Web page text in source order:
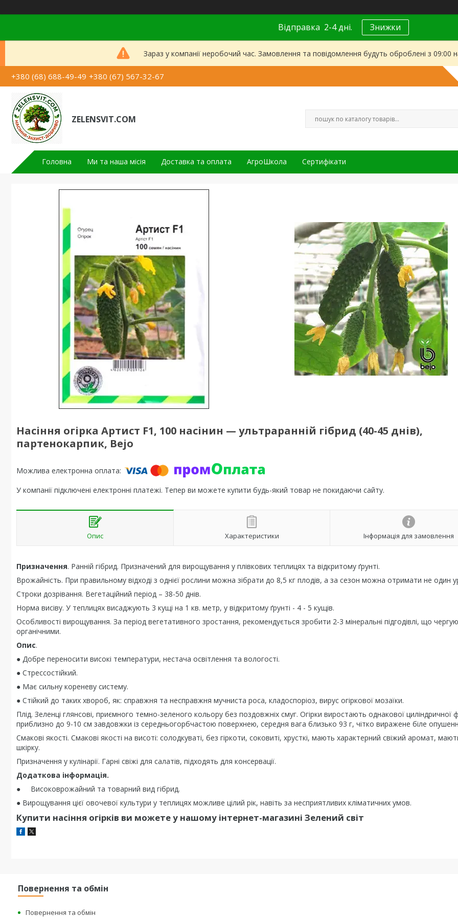
Відправка 2-4 дні. Знижки
Зараз у компанії неробочий час. Замовлення та повідомлення будуть оброблені з
+380 (68) 688-49-49 +380 (67) 567-32-67
ZELENSVIT.COM
Головна Ми та наша місія Доставка та оплата АгроШкола Сертифікати
Насіння огірка Артист F1, 100 насінин — ультраранній гібрид (40-45 днів),
партенокарпик, Bejo
У компанії підключені електронні платежі. Тепер ви можете купити будь-який товар не покидаючи сайту.
Опис Характеристики Інформація для замовлення
Призначення. Ранній гібрид. Призначений для вирощування у плівкових теплицях та відкритому ґрунті.
Врожайність. При правильному відході з однієї рослини можна зібрати до 8,5 кг плодів, а за сезон можна отримати не один
Строки дозрівання. Вегетаційний період – 38-50 днів.
Норма висіву. У теплицях висаджують 3 кущі на 1 кв. метр, у відкритому ґрунті - 4 - 5 кущів.
Особливості вирощування. За період вегетативного зростання, рекомендується зробити 2-3 мінеральні підгодівлі, що
органічними.
Опис.
● Добре переносити високі температури, нестача освітлення та вологості.
● Стрессостійкий.
● Має сильну кореневу систему.
● Стійкий до таких хвороб, як: справжня та несправжня мучниста роса, кладоспоріоз, вирус огіркової мозаїки.
Плід. Зеленці глянсові, приємного темно-зеленого кольору без поздовжніх смуг. Огірки виростають однакової циліндричної
приблизно до 9-10 см завдовжки із середньогорбчастою поверхнею, середня вага близько 93 г, чітко виражене біле
Смакові якості. Смакові якості на висоті: солодкуваті, без гіркоти, соковиті, хрусткі, мають характерний свіжий аромат,
шкірку.
Призначення у кулінарії. Гарні свіжі для салатів, підходять для консервації.
Додаткова інформація.
● Високоврожайний та товарний вид гібрид.
● Вирощування цієї овочевої культури у теплицях можливе цілий рік, навіть за несприятливих кліматичних умов.
Купити насіння огірків ви можете у нашому інтернет-магазині Зелений світ
Повернення та обмін
Повернення та обмін